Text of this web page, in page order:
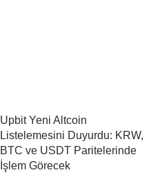
Upbit Yeni Altcoin
Listelemesini Duyurdu: KRW,
BTC ve USDT Paritelerinde
İşlem Görecek